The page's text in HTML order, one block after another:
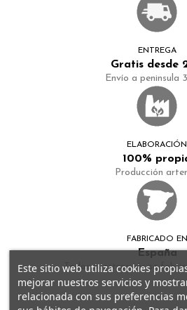
ENTREGA
Gratis desde
Envío a peninsula
ELABORACIÓN
100%
Producción
FABRICADO EN
España
Todos nuestros tés se
Este sitio web utiliza cookies
mejorar nuestros servicios y
relacionada con sus preferencias